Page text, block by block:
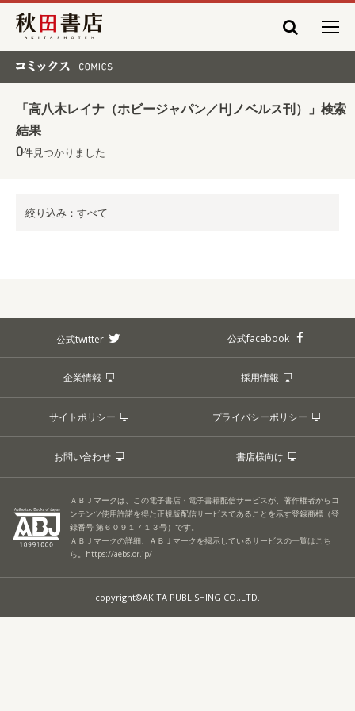
秋田書店
「高八木レイナ（ホビージャパン／HJノベルス刊）」検索
結果
0件見つかりました
絞り込み：すべて
公式twitter 公式facebook
企業情報 採用情報
サイトポリシー プライバシーポリシー
お問い合わせ 書店様向け
ＡＢＪマークは、この電子書店・電子書籍配信サービスが、著作権者からコ
ンテンツ使用許諾を得た正規版配信サービスであることを示す登録商標（登
録番号 第６０９１７１３号）です。
ＡＢＪマークの詳細、ＡＢＪマークを掲示しているサービスの一覧はこち
ら。 https://aebs.or.jp/
copyright©AKITA PUBLISHING CO.,LTD.